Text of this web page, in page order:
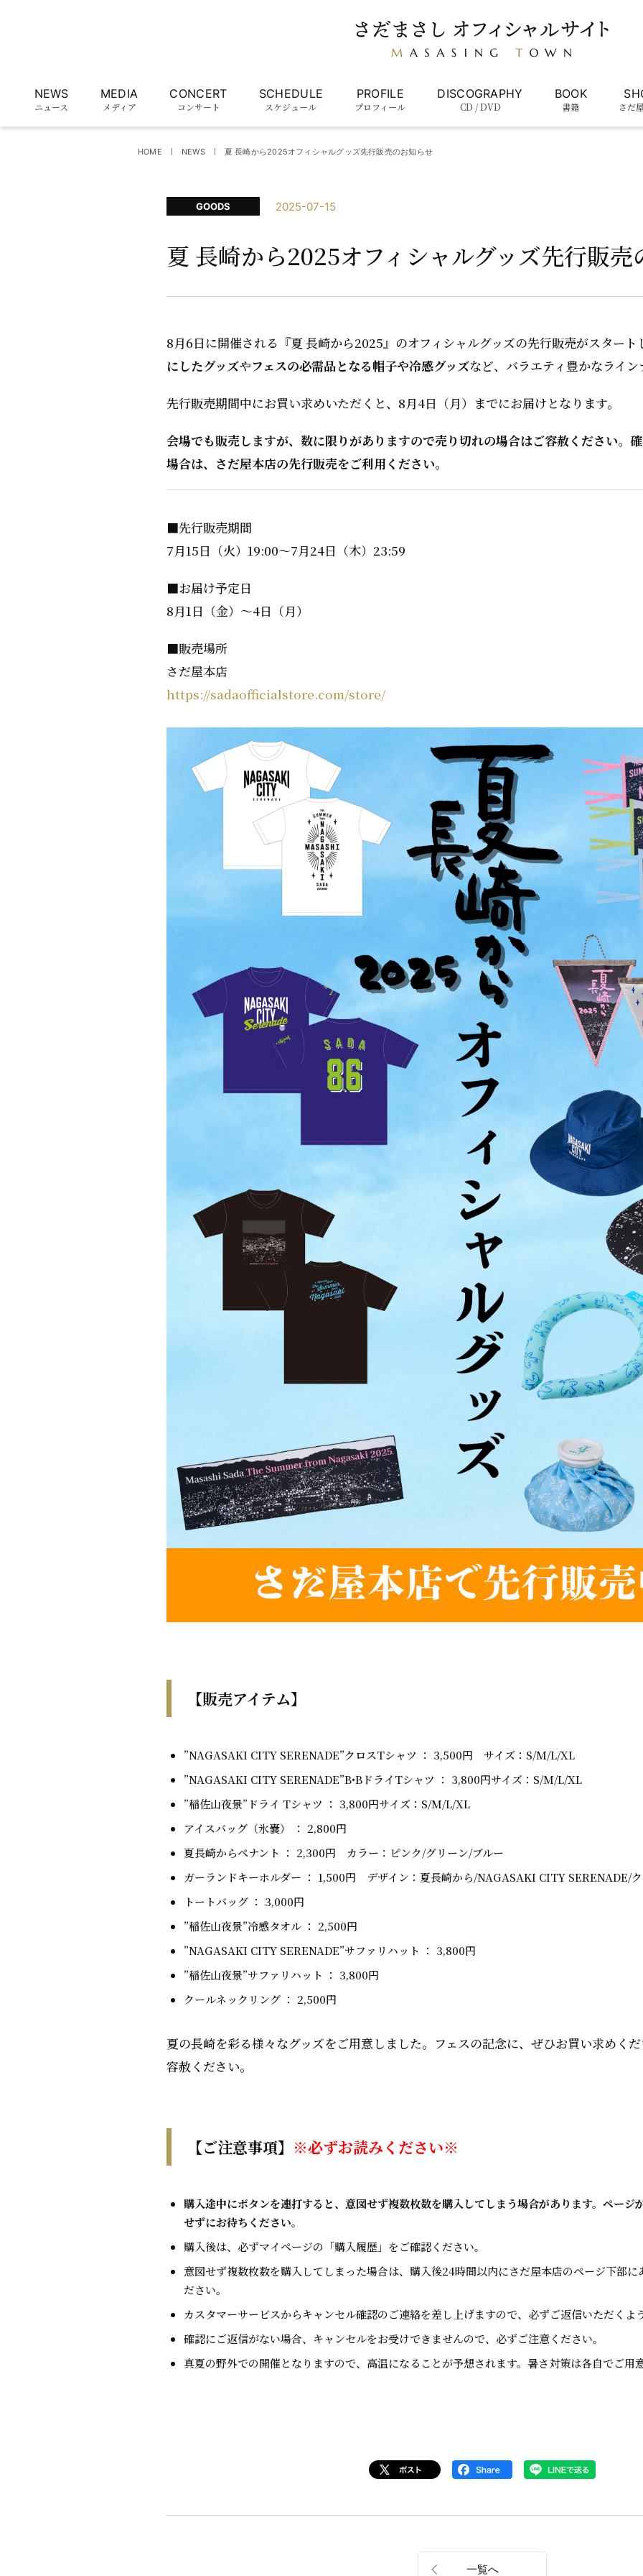
NEWS
ニュース
MEDIA
メディア
CONCERT
コンサート
SCHEDULE
スケジュール
PROFILE
プロフィール
DISCOGRAPHY
CD / DVD
BOOK
書籍 さだ
HOME NEWS 夏 長崎から2025オフィシャルグッズ先行販売のお知らせ
GOODS 2025-07-15
夏 長崎から2025オフィシャルグッズ先行販売
8月6日に開催される『夏 長崎から2025』のオフィシャルグッズの先行販売がスタート
にしたグッズやフェスの必需品となる帽子や冷感グッズなど、バラエティ豊かなライ
先行販売期間中にお買い求めいただくと、8月4日（月）までにお届けとなります。
会場でも販売しますが、数に限りがありますので売り切れの場合はご容赦ください。
場合は、さだ屋本店の先行販売をご利用ください。
■先行販売期間
7月15日（火）19:00～7月24日（木）23:59
■お届け予定日
8月1日（金）～4日（月）
■販売場所
さだ屋本店
https://sadaofficialstore.com/store/
【販売アイテム】
”NAGASAKI CITY SERENADE”クロスTシャツ ： 3,500円 サイズ：S/M/L/XL
”NAGASAKI CITY SERENADE”B•BドライTシャツ ： 3,800円サイズ：S/M/L/XL
”稲佐山夜景”ドライ Tシャツ ： 3,800円サイズ：S/M/L/XL
アイスバッグ（氷嚢） ： 2,800円
夏長崎からペナント ： 2,300円 カラー：ピンク/グリーン/ブルー
ガーランドキーホルダー ： 1,500円 デザイン：夏長崎から/NAGASAKI CITY SERENADE/
トートバッグ ： 3,000円
”稲佐山夜景”冷感タオル ： 2,500円
”NAGASAKI CITY SERENADE”サファリハット ： 3,800円
”稲佐山夜景”サファリハット ： 3,800円
クールネックリング ： 2,500円
夏の長崎を彩る様々なグッズをご用意しました。フェスの記念に、ぜひお買い求めく
容赦ください。
【ご注意事項】 ※必ずお読みください※
購入途中にボタンを連打すると、意図せず複数枚数を購入してしまう場合があります。ページ
せずにお待ちください。
購入後は、必ずマイページの「購入履歴」をご確認ください。
意図せず複数枚数を購入してしまった場合は、購入後24時間以内にさだ屋本店のページ下部に
ださい。
カスタマーサービスからキャンセル確認のご連絡を差し上げますので、必ずご返信いただくよ
確認にご返信がない場合、キャンセルをお受けできませんので、必ずご注意ください。
真夏の野外での開催となりますので、高温になることが予想されます。暑さ対策は各自でご用
一覧へ